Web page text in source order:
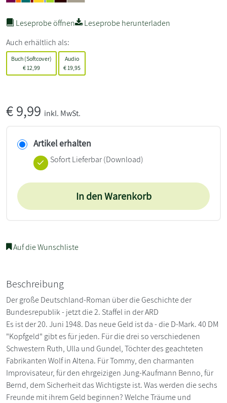
Leseprobe öffnen
Leseprobe herunterladen
Auch erhältlich als:
Buch (Softcover)
€ 12,99
Audio
€ 19,95
€9,99 inkl. MwSt.
Artikel erhalten
Sofort Lieferbar (Download)
In den Warenkorb
Auf die Wunschliste
Beschreibung
Der große Deutschland-Roman über die Geschichte der
Bundesrepublik - jetzt die 2. Staffel in der ARD
Es ist der 20. Juni 1948. Das neue Geld ist da - die D-Mark. 40 DM
"Kopfgeld" gibt es für jeden. Für die drei so verschiedenen
Schwestern Ruth, Ulla und Gundel, Töchter des geachteten
Fabrikanten Wolf in Altena. Für Tommy, den charmanten
Improvisateur, für den ehrgeizigen Jung-Kaufmann Benno, für
Bernd, dem Sicherheit das Wichtigste ist. Was werden die sechs
Freunde mit ihrem Geld beginnen? Welche Träume und